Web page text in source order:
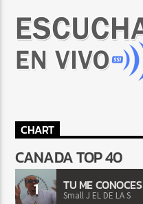
CHART
CANADA TOP 40
1 TU ME CONOCES
Small J EL DE LA S